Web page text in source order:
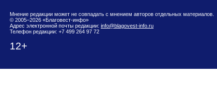
Мнение редакции может не совпадать с мнением авторов отдельных материалов.
© 2005–2026 «Благовест-инфо»
Адрес электронной почты редакции: info@blagovest-info.ru
Телефон редакции: +7 499 264 97 72
12+